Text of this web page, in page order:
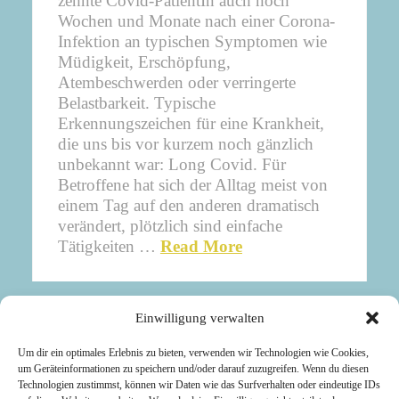
Einwilligung verwalten
Um dir ein optimales Erlebnis zu bieten, verwenden wir Technologien wie Cookies,
um Geräteinformationen zu speichern und/oder darauf zuzugreifen. Wenn du diesen
Technologien zustimmst, können wir Daten wie das Surfverhalten oder eindeutige IDs
Wochen und Monate nach einer Corona-
Infektion an typischen Symptomen wie
Müdigkeit, Erschöpfung,
Atembeschwerden oder verringerte
Belastbarkeit. Typische
Erkennungszeichen für eine Krankheit,
die uns bis vor kurzem noch gänzlich
unbekannt war: Long Covid. Für
Betroffene hat sich der Alltag meist von
einem Tag auf den anderen dramatisch
verändert, plötzlich sind einfache
Tätigkeiten … Read More
Copyright © 2021 -
Dr. Kristina Köppel-Klepp.
Alle Rechte vorbehalten.